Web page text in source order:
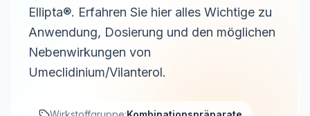
Ellipta®. Erfahren Sie hier alles Wichtige zu
Anwendung, Dosierung und den möglichen
Nebenwirkungen von
Umeclidinium/Vilanterol.